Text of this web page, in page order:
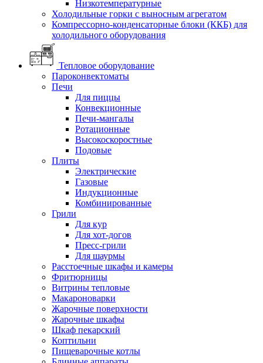
Низкотемпературные
Холодильные горки с выносным агрегатом
Компрессорно-конденсаторные блоки (ККБ) для
холодильного оборудования
Тепловое оборудование
Пароконвектоматы
Печи
Для пиццы
Конвекционные
Печи-мангалы
Ротационные
Высокоскоростные
Подовые
Плиты
Электрические
Газовые
Индукционные
Комбинированные
Грили
Для кур
Для хот-догов
Пресс-грили
Для шаурмы
Расстоечные шкафы и камеры
Фритюрницы
Витрины тепловые
Макароноварки
Жарочные поверхности
Жарочные шкафы
Шкаф пекарский
Коптильни
Пищеварочные котлы